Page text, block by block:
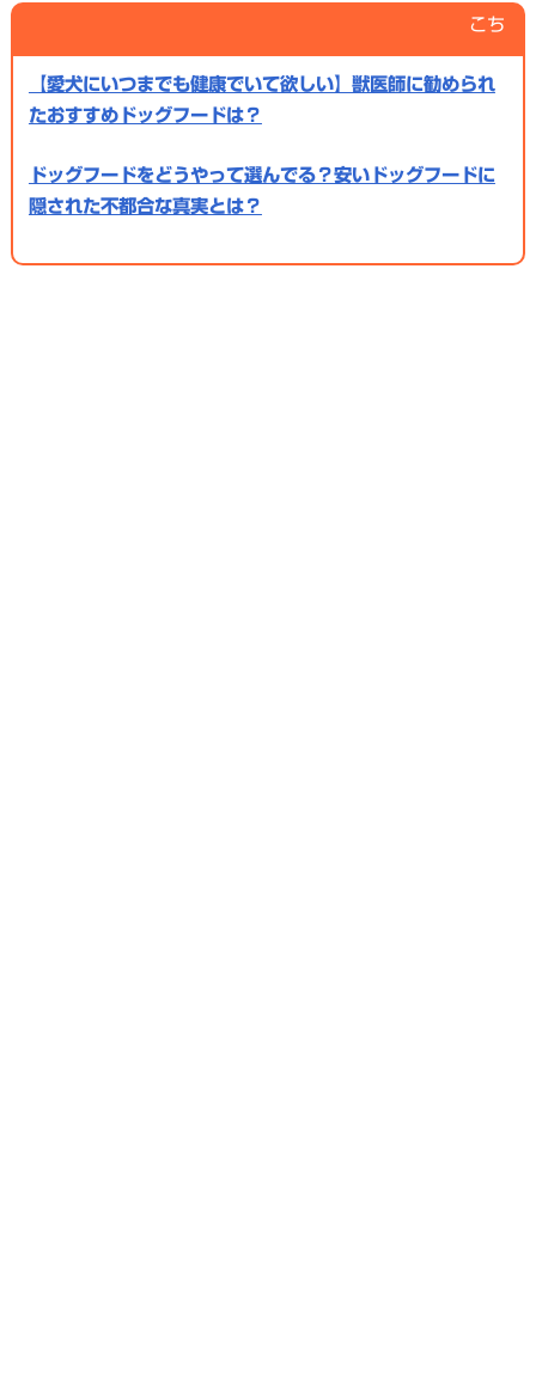
こちらの記事もあ
【愛犬にいつまでも健康でいて欲しい】獣医師に勧められ
たおすすめドッグフードは？
ドッグフードをどうやって選んでる？安いドッグフードに
隠された不都合な真実とは？